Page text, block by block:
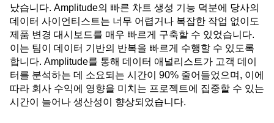
났습니다. Amplitude의 빠른 차트 생성 기능 덕분에 당사의
데이터 사이언티스트는 너무 어렵거나 복잡한 작업 없이도
제품 변경 대시보드를 매우 빠르게 구축할 수 있었습니다.
이는 팀이 데이터 기반의 반복을 빠르게 수행할 수 있도록
합니다. Amplitude를 통해 데이터 애널리스트가 고객 데이
터를 분석하는 데 소요되는 시간이 90% 줄어들었으며, 이에
따라 회사 수익에 영향을 미치는 프로젝트에 집중할 수 있는
시간이 늘어나 생산성이 향상되었습니다.